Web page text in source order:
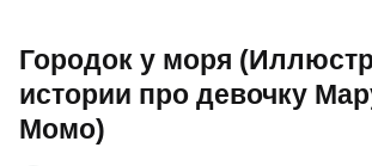
Городок у моря
истории про девочку
Момо)